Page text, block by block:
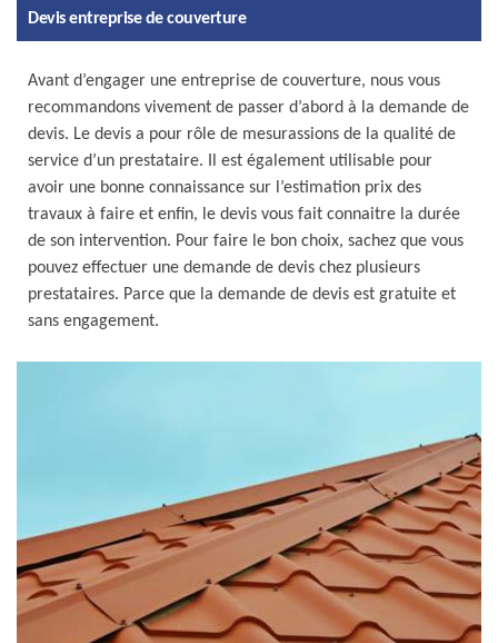
Devis entreprise de couverture
Avant d’engager une entreprise de couverture, nous vous
recommandons vivement de passer d’abord à la demande de
devis. Le devis a pour rôle de mesurassions de la qualité de
service d’un prestataire. Il est également utilisable pour
avoir une bonne connaissance sur l’estimation prix des
travaux à faire et enfin, le devis vous fait connaitre la durée
de son intervention. Pour faire le bon choix, sachez que vous
pouvez effectuer une demande de devis chez plusieurs
prestataires. Parce que la demande de devis est gratuite et
sans engagement.